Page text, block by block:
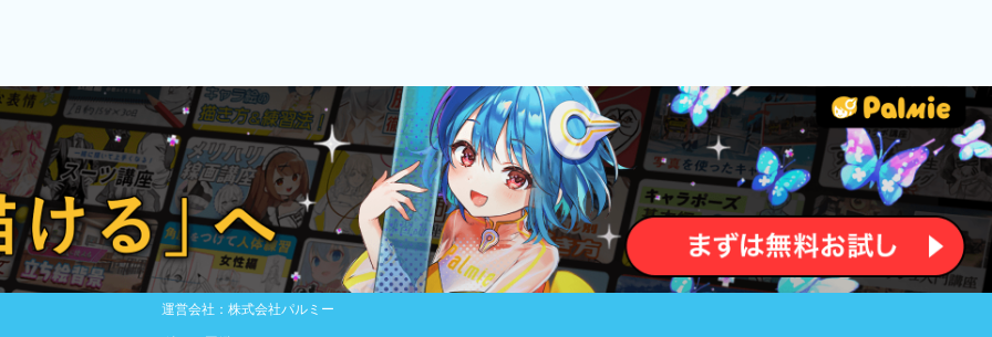
運営会社：株式会社パルミー